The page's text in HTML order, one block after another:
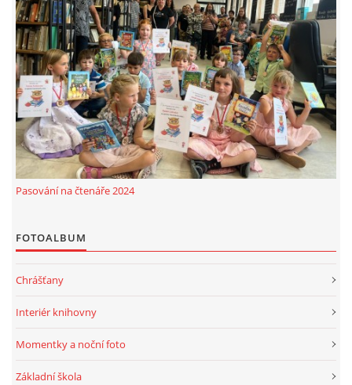
Pasování na čtenáře 2024
FOTOALBUM
Chrášťany
Interiér knihovny
Momentky a noční foto
Základní škola